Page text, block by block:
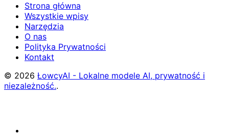
Strona główna
Wszystkie wpisy
Narzędzia
O nas
Polityka Prywatności
Kontakt
© 2026 ŁowcyAI - Lokalne modele AI, prywatność i
niezależność..